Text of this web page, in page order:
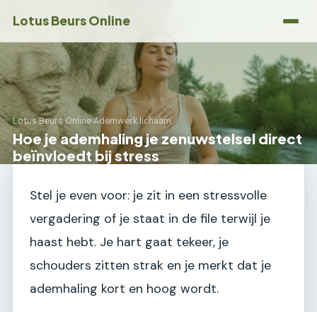
Lotus Beurs Online
Lotus Beurs Online›Ademwerk lichaam
Hoe je ademhaling je zenuwstelsel direct
beïnvloedt bij stress
Stel je even voor: je zit in een stressvolle
vergadering of je staat in de file terwijl je
haast hebt. Je hart gaat tekeer, je
schouders zitten strak en je merkt dat je
ademhaling kort en hoog wordt.